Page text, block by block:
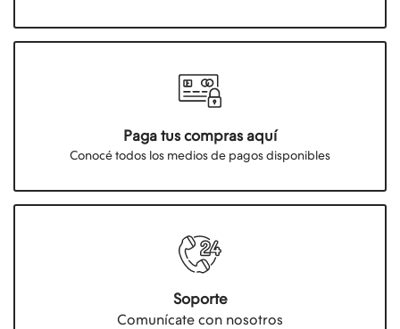
Paga tus compras aquí
Conocé todos los medios de pagos disponibles
Soporte
Comunícate con nosotros